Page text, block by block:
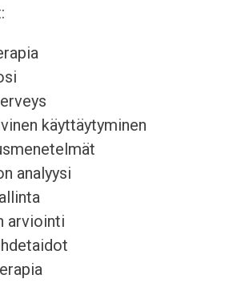
käyttäytyminen
analyysi
arviointi